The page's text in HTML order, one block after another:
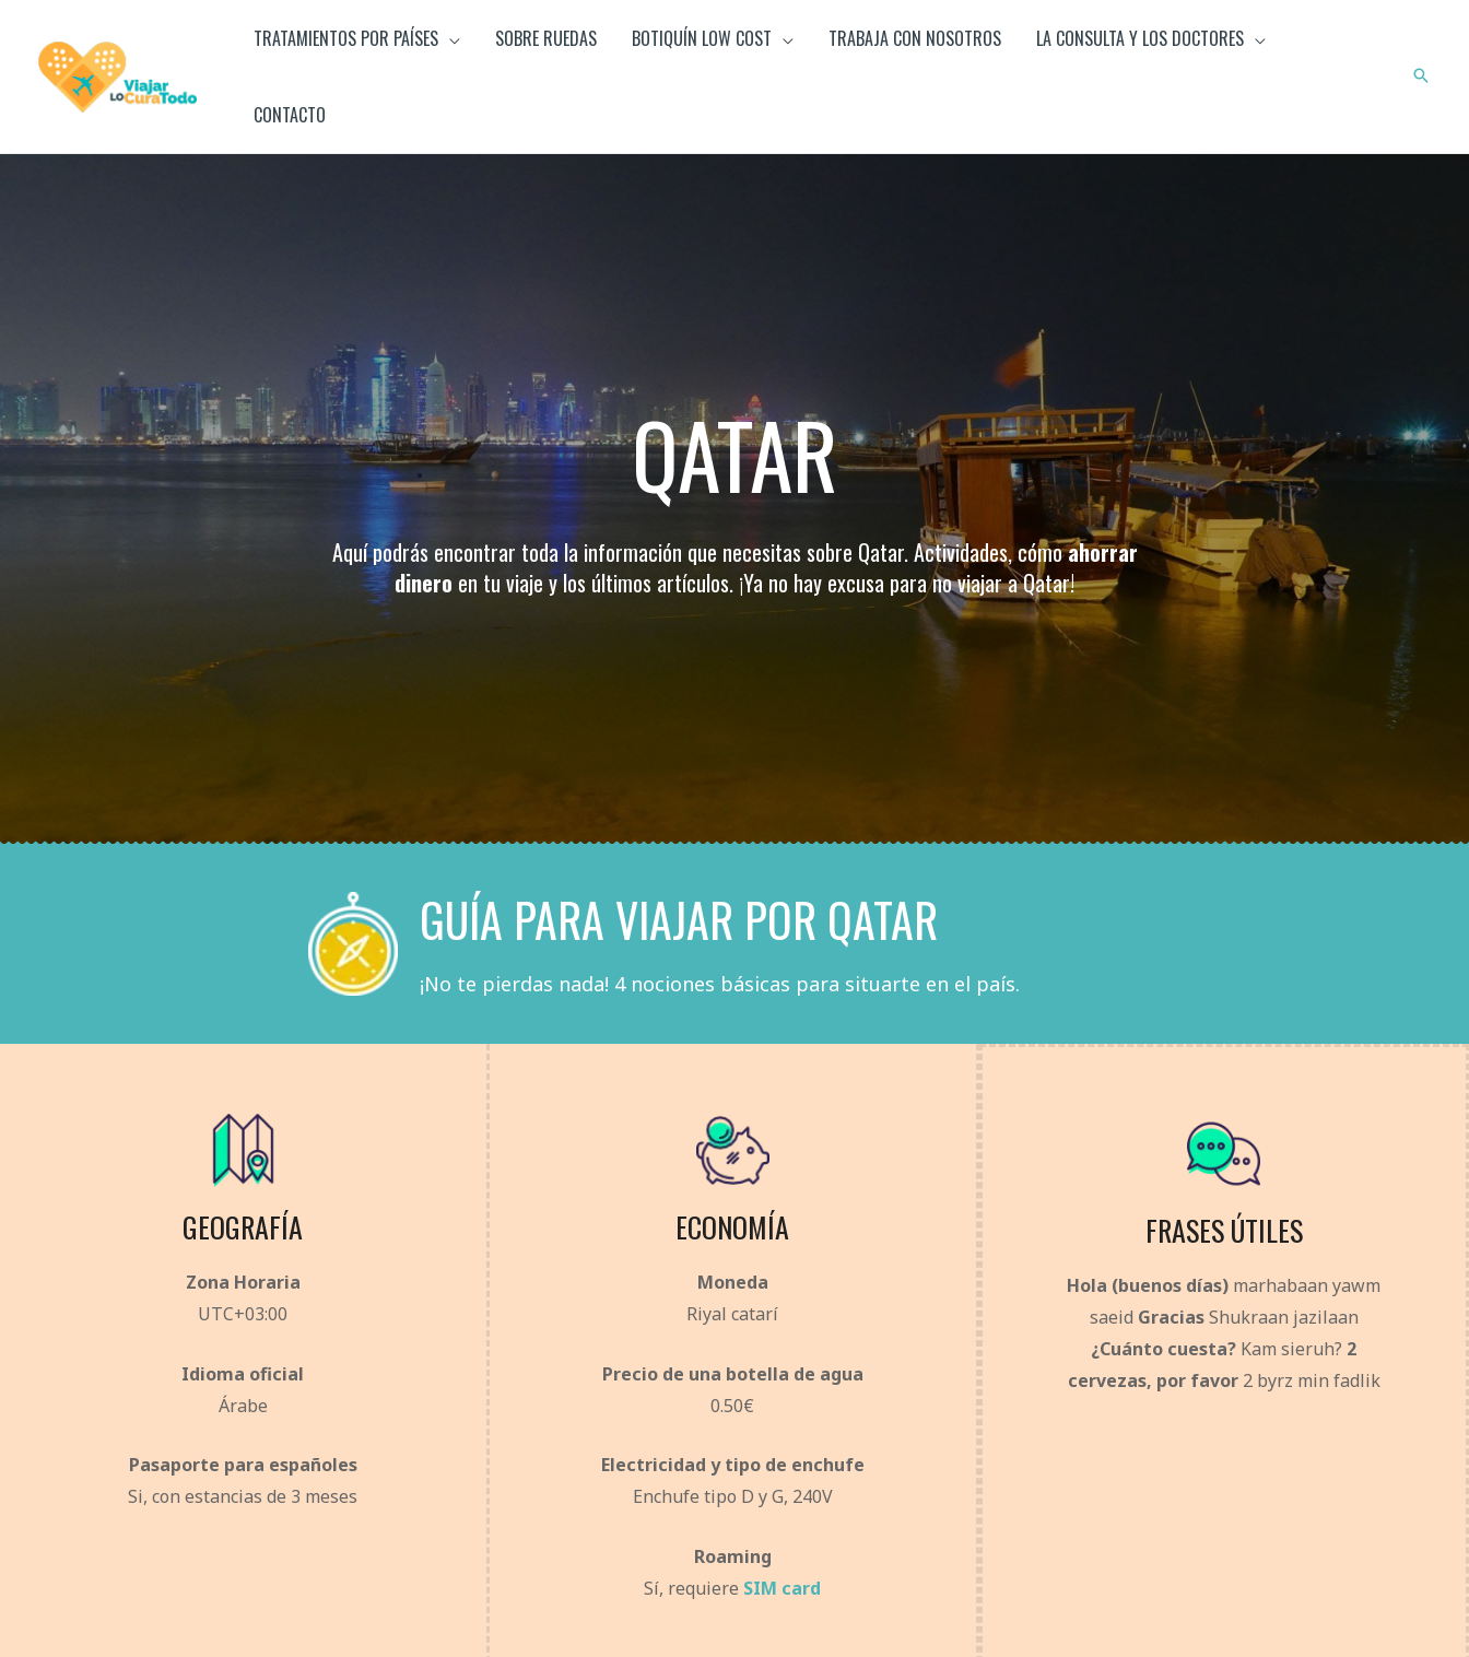
contenido
TRATAMIENTOS POR PAÍSES SOBRE RUEDAS BOTIQUÍN LOW COST TRABAJA CON NOSOTROS LA CONSULTA Y LOS DOCTORES
CONTACTO
QATAR
Aquí podrás encontrar toda la información que necesitas sobre Qatar. Actividades, cómoahorrar
dinero en tu viaje y los últimos artículos. ¡Ya no hay excusa para no viajar a Qatar!
GUÍA PARA VIAJAR POR QATAR
¡No te pierdas nada! 4 nociones básicas para situarte en el país.
GEOGRAFÍA
Zona Horaria
UTC+03:00
Idioma oficial
Árabe
Pasaporte para españoles
Si, con estancias de 3 meses
ECONOMÍA
Moneda
Riyal catarí
Precio de una botella de agua
0.50€
Electricidad y tipo de enchufe
Enchufe tipo D y G, 240V
Roaming
Sí, requiere SIM card
FRASES ÚTILES
Hola (buenos días) marhabaan yawm
saeid GraciasShukraan jazilaan
¿Cuánto cuesta? Kam sieruh? 2
cervezas, por favor2 byrz min fadlik